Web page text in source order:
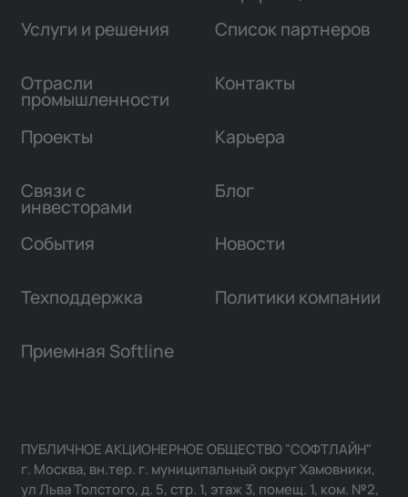
Услуги и решения
Отрасли
промышленности
Проекты
Связи с
инвесторами
Список партнеров
Контакты
Карьера
Блог
События Новости
Техподдержка Политики компании
Приемная Softline
ПУБЛИЧНОЕ АКЦИОНЕРНОЕ ОБЩЕСТВО "СОФТЛАЙН"
г. Москва, вн.тер. г. муниципальный округ Хамовники,
ул Льва Толстого, д. 5, стр. 1, этаж 3, помещ. 1, ком. №2,